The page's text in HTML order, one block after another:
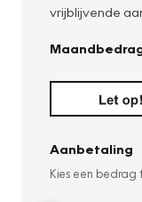
vrijblijvende
Aanbetaling
Kies een bedrag